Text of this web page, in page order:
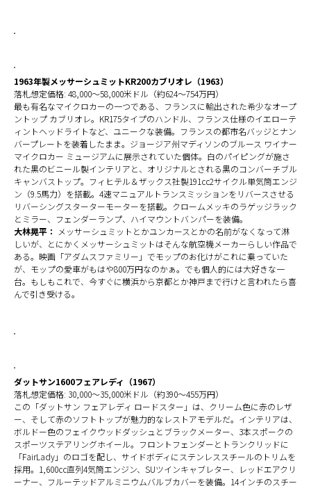
1963年製メッサーシュミットKR200カブリオレ（1963）
落札想定価格: 48,000～58,000米ドル（約624～754万円）
最も有名なマイクロカーの一つである、フランスに輸出された希少なオープ
ントップ カブリオレ。KR175タイプのハンドル、フランス仕様のイエローテ
ィントヘッドライトなど、ユニークな装備。フランスの都市名バッジとナン
バープレートを装着したまま。ジョージア州マディソンのブルース ワイナー
マイクロカー ミュージアムに展示されていた個体。白のパイピングが施さ
れた黒のビニール製インテリアと、オリジナルとされる黒のコンバーチブル
キャンバストップ。フィヒテル＆ザックス社製191cc2サイクル単気筒エンジ
ン（9.5馬力）を搭載。4速マニュアルトランスミッションをリバースさせる
リバーシングスターターモーターを搭載。クロームメッキのラゲッジラック
とミラー、フェンダーランプ、ハイマウントバンパーを装備。
大林晃平：
メッサーシュミットとかユンカースとかの名前がなくなって淋
しいが、とにかくメッサーシュミットはそんな航空機メーカーらしい作品で
ある。映画「アダムスファミリー」でモップのお化けがこれに乗っていた
が、モップの愛車がもはや800万円なのかぁ。でも個人的には大好きな一
台。もしもこれで、今すぐに横浜から京都とか神戸まで行けと言われたら喜
んで引き受ける。
ダットサン1600フェアレディ（1967）
落札想定価格: 30,000～35,000米ドル（約390～455万円）
この「ダットサン フェアレディ ロードスター」は、クリーム色に赤のレザ
ー、そして赤のソフトトップが魅力的なレストアモデルだ。インテリアは、
ボルドー色のフェイクウッドダッシュとブラックメーター、3本スポークの
スポーツステアリングホイール。フロントフェンダーとトランクリッドに
「FairLady」のロゴを配し、サイドボディにステンレススチールのトリムを
採用。1,600cc直列4気筒エンジン、SUツインキャブレター、レッドエアクリ
ーナー、フルーテッドアルミニウムバルブカバーを装備。14インチのスチー